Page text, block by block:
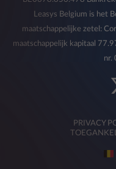
U hebt te allen
gegeven
deze paragraaf
Voor de
Leasys Belgium is het
maatschappelijke zetel:
maatschappelijk kapitaal
nr.
PRIVACY